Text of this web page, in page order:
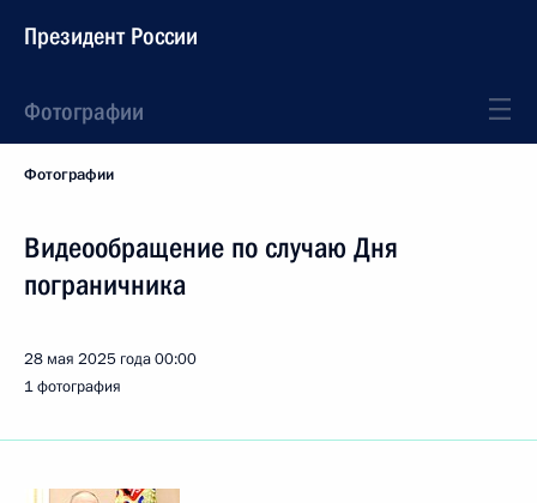
Президент России
Фотографии
Фотографии
Видеообращение по случаю Дня
пограничника
28 мая 2025 года00:00
1 фотография